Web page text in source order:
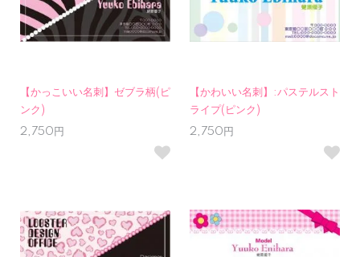
【かっこいい名刺】ゼブラ柄(ピ
ンク)
2,750円
【かわいい名刺】:パステルスト
ライプ(ピンク)
2,750円